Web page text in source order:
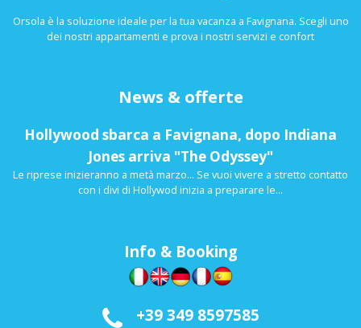
Orsola è la soluzione ideale per la tua vacanza a Favignana. Scegli uno
dei nostri appartamenti e prova i nostri servizi e confort
News & offerte
Hollywood sbarca a Favignana, dopo Indiana
Jones arriva "The Odyssey"
Le riprese inizieranno a metà marzo... Se vuoi vivere a stretto contatto
con i divi di Hollywod inizia a preparare le...
Info & Booking
+39 349 8597585